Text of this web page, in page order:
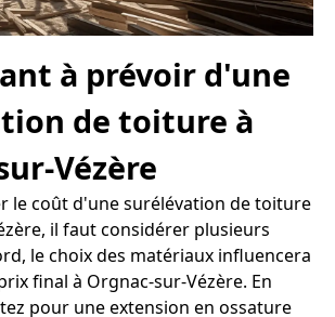
à prévoir d'une
de toiture à
Vézère
le coût d'une surélévation de toiture
il faut considérer plusieurs
le choix des matériaux influencera
final à Orgnac-sur-Vézère. En
pour une extension en ossature